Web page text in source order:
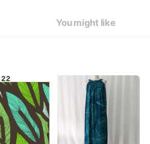
You might like